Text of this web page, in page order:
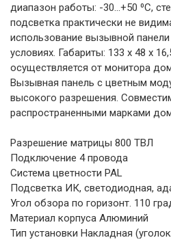
диапазон работы: -30...+50 ⁰С,
подсветка практически не
использование вызывной
условиях. Габариты: 133 x 48 x
осуществляется от монитора
Вызывная панель с цветным
высокого разрешения.
распространенными марками
Разрешение матрицы 800 ТВЛ
Подключение 4 провода
Система цветности PAL
Подсветка ИК, светодиодная,
Угол обзора по горизонт. 110
Материал корпуса Алюминий
Тип установки Накладная